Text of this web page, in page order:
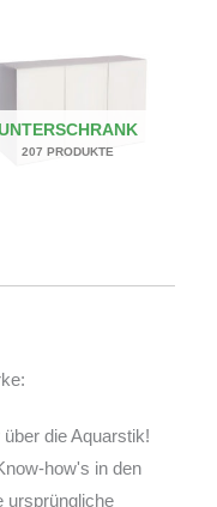
207 PRODUKTE
die Aquarstik!
how's in den
ursprüngliche